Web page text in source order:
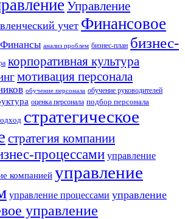
Управление
учет Финансовое
Финансы анализ проблем бизнес-план бизнес-
корпоративная культура
мотивация персонала
обучение персонала обучение руководителей
оценка персонала подбор персонала
стратегическое
стратегия компании
процессами управление
компанией управление
управление процессами управление
управление